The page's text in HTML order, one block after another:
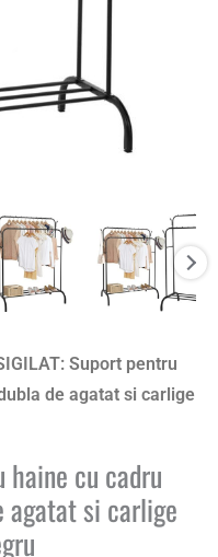
Suport pentru
de agatat si carlige
haine cu cadru
agatat si carlige